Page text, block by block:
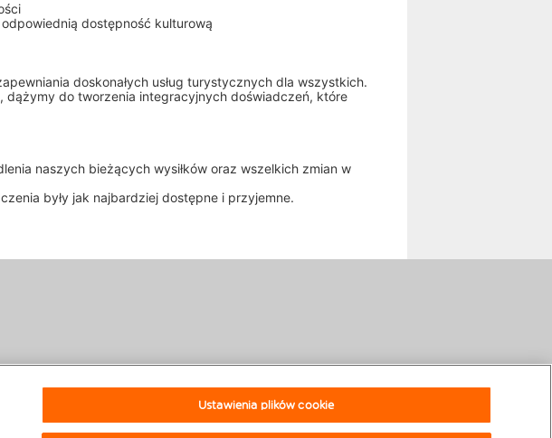
dostępność kulturową
doskonałych usług turystycznych dla wszystkich.
do tworzenia integracyjnych doświadczeń, które
naszych bieżących wysiłków oraz wszelkich zmian w
były jak najbardziej dostępne i przyjemne.
Ustawienia plików cookie